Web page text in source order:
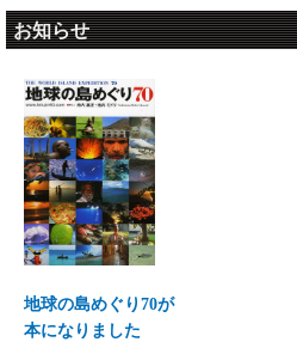
お知らせ
地球の島めぐり70が
本になりました